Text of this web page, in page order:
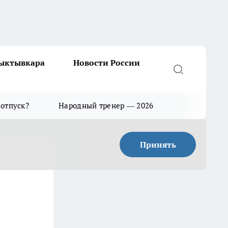
Новости России
Народный тренер — 2026
Принять